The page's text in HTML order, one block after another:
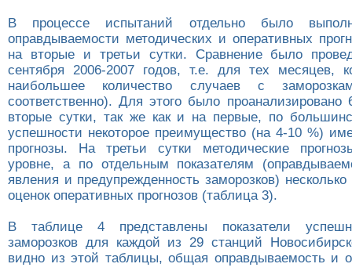
В процессе испытаний отдельно было
оправдываемости методических и оперативных
на вторые и третьи сутки. Сравнение было
сентября 2006-2007 годов, т.е. для тех месяцев,
наибольшее количество случаев с
соответственно). Для этого было проанализировано
вторые сутки, так же как и на первые, по
успешности некоторое преимущество (на 4-10 %)
прогнозы. На третьи сутки методические
уровне, а по отдельным показателям
явления и предупрежденность заморозков)
оценок оперативных прогнозов (таблица 3).
В таблице 4 представлены показатели
заморозков для каждой из 29 станций
видно из этой таблицы, общая оправдываемость и